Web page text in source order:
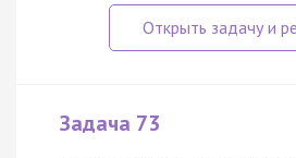
Задача 73